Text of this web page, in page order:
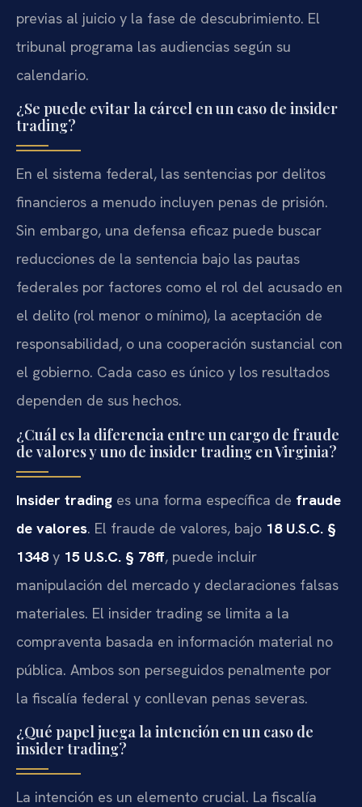
previas al juicio y la fase de descubrimiento. El
tribunal programa las audiencias según su
calendario.
¿Se puede evitar la cárcel en un caso de insider
trading?
En el sistema federal, las sentencias por delitos
financieros a menudo incluyen penas de prisión.
Sin embargo, una defensa eficaz puede buscar
reducciones de la sentencia bajo las pautas
federales por factores como el rol del acusado en
el delito (rol menor o mínimo), la aceptación de
responsabilidad, o una cooperación sustancial con
el gobierno. Cada caso es único y los resultados
dependen de sus hechos.
¿Cuál es la diferencia entre un cargo de fraude
de valores y uno de insider trading en Virginia?
Insider trading es una forma específica de fraude
de valores. El fraude de valores, bajo 18 U.S.C. §
1348y 15 U.S.C. § 78ff, puede incluir
manipulación del mercado y declaraciones falsas
materiales. El insider trading se limita a la
compraventa basada en información material no
pública. Ambos son perseguidos penalmente por
la fiscalía federal y conllevan penas severas.
¿Qué papel juega la intención en un caso de
insider trading?
La intención es un elemento crucial. La fiscalía